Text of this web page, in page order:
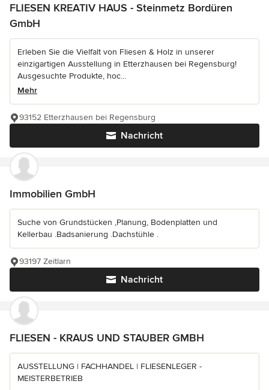
FLIESEN KREATIV HAUS - Steinmetz Bordüren
GmbH
Erleben Sie die Vielfalt von Fliesen & Holz in unserer
einzigartigen Ausstellung in Etterzhausen bei Regensburg!
Ausgesuchte Produkte, hoc...
Mehr
Nachricht
93152 Etterzhausen bei Regensburg
Immobilien GmbH
Suche von Grundstücken ,Planung, Bodenplatten und
Kellerbau .Badsanierung .Dachstühle .
Nachricht
93197 Zeitlarn
FLIESEN - KRAUS UND STAUBER GMBH
AUSSTELLUNG | FACHHANDEL | FLIESENLEGER -
MEISTERBETRIEB